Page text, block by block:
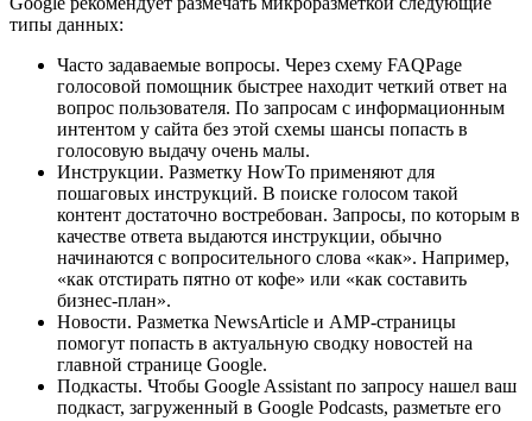
типы данных:
Часто задаваемые вопросы. Через схему FAQPage
голосовой помощник быстрее находит четкий ответ на
вопрос пользователя. По запросам с информационным
интентом у сайта без этой схемы шансы попасть в
голосовую выдачу очень малы.
Инструкции. Разметку HowTo применяют для
пошаговых инструкций. В поиске голосом такой
контент достаточно востребован. Запросы, по которым в
качестве ответа выдаются инструкции, обычно
начинаются с вопросительного слова «как». Например,
«как отстирать пятно от кофе» или «как составить
бизнес-план».
Новости. Разметка NewsArticle и AMP-страницы
помогут попасть в актуальную сводку новостей на
главной странице Google.
Подкасты. Чтобы Google Assistant по запросу нашел ваш
подкаст, загруженный в Google Podcasts, разметьте его